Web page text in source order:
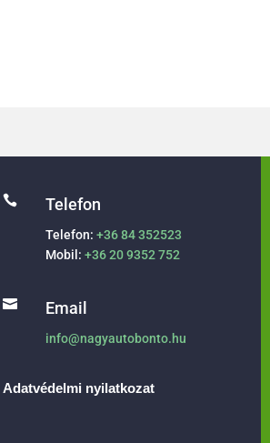
 Telefon
Telefon:+36 84 352523
Mobil:+36 20 9352 752
 Email
info@nagyautobonto.hu
Adatvédelmi nyilatkozat